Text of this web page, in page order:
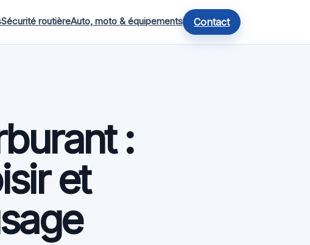
Sécurité routièreAuto, moto & équipements Contact
:
et